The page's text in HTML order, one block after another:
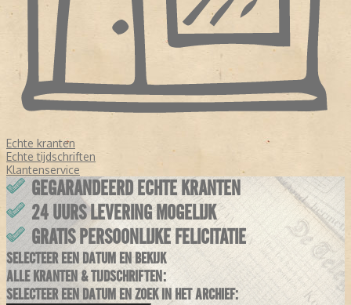
Echte kranten
Echte tijdschriften
Klantenservice
GEGARANDEERD ECHTE KRANTEN
24 UURS LEVERING MOGELIJK
GRATIS PERSOONLIJKE FELICITATIE
SELECTEER EEN DATUM EN BEKIJK
ALLE KRANTEN & TIJDSCHRIFTEN:
SELECTEER EEN DATUM EN ZOEK IN HET ARCHIEF: